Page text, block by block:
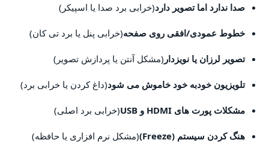
صدا ندارد اما تصویر دارد(خرابی برد صدا یا اسپیکر)
خطوط عمودی/افقی روی صفحه(خرابی پنل یا برد تی کان)
تصویر لرزان یا نویزدار (مشکل آنتن یا پردازش تصویر)
تلویزیون خودبه خود خاموش می شود(داغ کردن یا خرابی برد)
مشکلات پورت های HDMI و USB (خرابی برد اصلی)
هنگ کردن سیستم (Freeze) (مشکل نرم افزاری یا حافظه)